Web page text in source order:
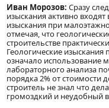
Иван Морозов: Сразу
изыскания активно
изыскания при
отмечая, что
строительстве
Геологические
означало использование
лабораторного анализа
порядка 2% от
строитель не знал что
громоздкий и неудобный